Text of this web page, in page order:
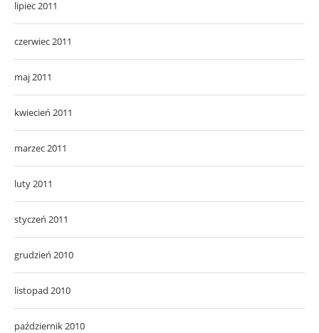
lipiec 2011
czerwiec 2011
maj 2011
kwiecień 2011
marzec 2011
luty 2011
styczeń 2011
grudzień 2010
listopad 2010
październik 2010